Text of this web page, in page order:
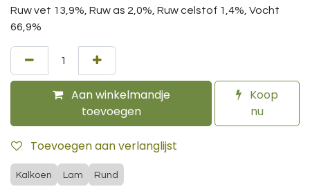
Ruw vet 13,9%, Ruw as 2,0%, Ruw celstof 1,4%, Vocht
66,9%
Aan winkelmandje
toevoegen
Koop
nu
Toevoegen aan verlanglijst
Kalkoen Lam Rund